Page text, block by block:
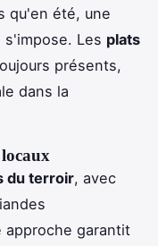
qu'en été, une
s'impose. Les plats
présents,
dans la
du terroir, avec
approche garantit